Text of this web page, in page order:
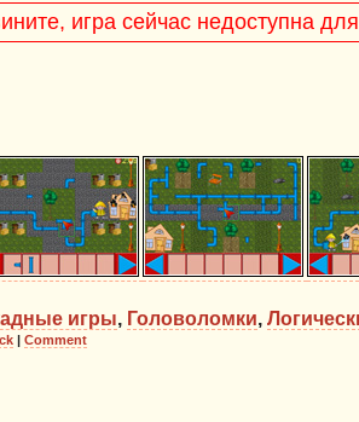
игра сейчас недоступна
игры, Головоломки,
| Comment